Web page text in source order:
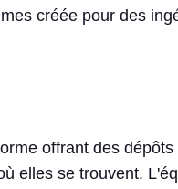
créée pour des
offrant des
elles se trouvent.